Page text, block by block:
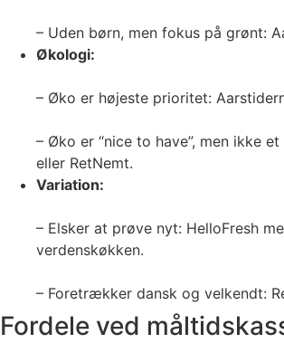
– Uden børn, men fokus på grønt:
Økologi:
– Øko er højeste prioritet:
– Øko er “nice to have”, men ikke
eller RetNemt.
Variation:
– Elsker at prøve nyt: HelloFresh
verdenskøkken.
– Foretrækker dansk og velkendt:
Fordele ved